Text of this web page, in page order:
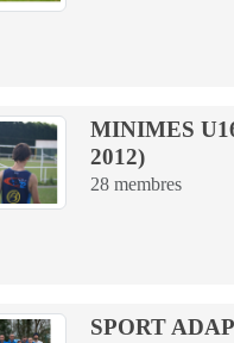
MINIMES
2012)
28 membres
SPORT